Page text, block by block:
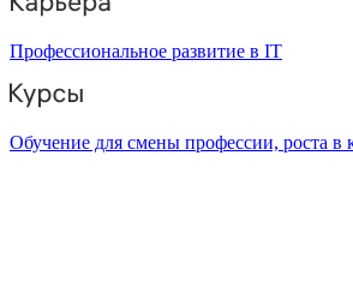
Профессиональное развитие в IT
Обучение для смены профессии, роста в